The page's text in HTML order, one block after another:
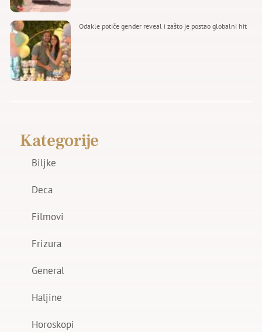
Odakle potiče gender reveal i zašto je postao globalni hit
Kategorije
Biljke
Deca
Filmovi
Frizura
General
Haljine
Horoskopi